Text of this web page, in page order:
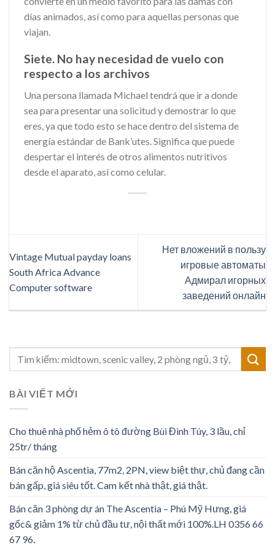
días animados, así como para aquellas personas que
viajan.
Siete. No hay necesidad de vuelo con
respecto a los archivos
Una persona llamada Michael tendrá que ir a donde
sea para presentar una solicitud y demostrar lo que
eres, ya que todo esto se hace dentro del sistema de
energía estándar de Bank’utes. Significa que puede
despertar el interés de otros alimentos nutritivos
desde el aparato, así como celular.
Vintage Mutual payday loans
South Africa Advance
Computer software
Нет вложений в пользу
игровые автоматы
Адмирал игорных
заведений онлайн
BÀI VIẾT MỚI
Cho thuê nhà phố hẻm ô tô đường Bùi Đình Túy, 3 lầu, chỉ
25tr/ tháng
Bán căn hộ Ascentia, 77m2, 2PN, view biệt thự, chủ đang cần
bán gấp, giá siêu tốt. Cam kết nhà thật, giá thật.
Bán căn 3 phòng dự án The Ascentia – Phú Mỹ Hưng, giá
gốc& giảm 1% từ chủ đầu tư, nội thất mới 100%.LH 0356 66
67 96.